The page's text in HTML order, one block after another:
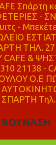
Σπάρτη
-
-
ΤΗΛ.
CAFE &
21138 -
Ο.Ε
ΣΠΑΡΤΗ
ΒΟΥΝΑΣΗ